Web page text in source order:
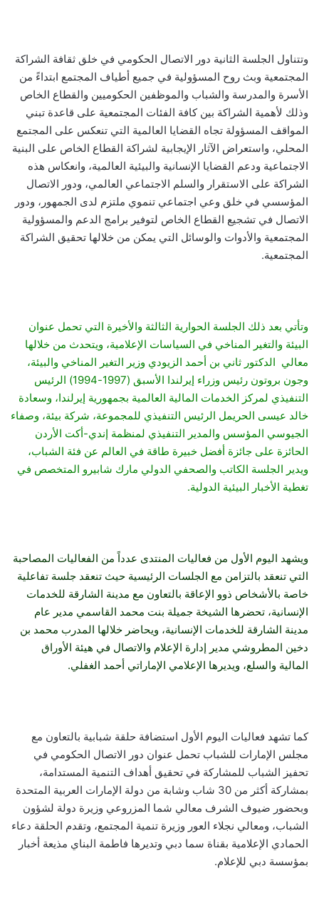
وتتناول الجلسة الثانية دور الاتصال الحكومي في خلق ثقافة الشراكة
المجتمعية وبث روح المسؤولية في جميع أطياف المجتمع ابتداءً من
الأسرة والمدرسة والشباب والموظفين الحكوميين والقطاع الخاص
وذلك لأهمية الشراكة بين كافة الفئات المجتمعية على قاعدة تبني
المواقف المسؤولة تجاه القضايا العالمية التي تنعكس على المجتمع
المحلي، واستعراض الآثار الإيجابية لشراكة القطاع الخاص على البنية
الاجتماعية ودعم القضايا الإنسانية والبيئية العالمية، وانعكاس هذه
الشراكة على الاستقرار والسلم الاجتماعي العالمي، ودور الاتصال
المؤسسي في خلق وعي اجتماعي تنموي ملتزم لدى الجمهور، ودور
الاتصال في تشجيع القطاع الخاص لتوفير برامج الدعم والمسؤولية
المجتمعية والأدوات والوسائل التي يمكن من خلالها تحقيق الشراكة
المجتمعية.
وتأتي بعد ذلك الجلسة الحوارية الثالثة والأخيرة التي تحمل عنوان
البيئة والتغير المناخي في السياسات الإعلامية، ويتحدث من خلالها
معالي الدكتور ثاني بن أحمد الزيودي وزير التغير المناخي والبيئة،
وجون بروتون رئيس وزراء إيرلندا الأسبق (1997-1994) الرئيس
التنفيذي لمركز الخدمات المالية العالمية بجمهورية إيرلندا، وسعادة
خالد عيسى الحريمل الرئيس التنفيذي للمجموعة، شركة بيئة، وصفاء
الجيوسي المؤسس والمدير التنفيذي لمنظمة إندي-أكت الأردن
الحائزة على جائزة أفضل خبيرة طاقة في العالم عن فئة الشباب،
ويدير الجلسة الكاتب والصحفي الدولي مارك شابيرو المتخصص في
تغطية الأخبار البيئية الدولية.
ويشهد اليوم الأول من فعاليات المنتدى عدداً من الفعاليات المصاحبة
التي تنعقد بالتزامن مع الجلسات الرئيسية حيث تنعقد جلسة تفاعلية
خاصة بالأشخاص ذوو الإعاقة بالتعاون مع مدينة الشارقة للخدمات
الإنسانية، تحضرها الشيخة جميلة بنت محمد القاسمي مدير عام
مدينة الشارقة للخدمات الإنسانية، ويحاضر خلالها المدرب محمد بن
دخين المطروشي مدير إدارة الإعلام والاتصال في هيئة الأوراق
المالية والسلع، ويديرها الإعلامي الإماراتي أحمد الغفلي.
كما تشهد فعاليات اليوم الأول استضافة حلقة شبابية بالتعاون مع
مجلس الإمارات للشباب تحمل عنوان دور الاتصال الحكومي في
تحفيز الشباب للمشاركة في تحقيق أهداف التنمية المستدامة،
بمشاركة أكثر من 30 شاب وشابة من دولة الإمارات العربية المتحدة
وبحضور ضيوف الشرف معالي شما المزروعي وزيرة دولة لشؤون
الشباب، ومعالي نجلاء العور وزيرة تنمية المجتمع، وتقدم الحلقة دعاء
الحمادي الإعلامية بقناة سما دبي وتديرها فاطمة البناي مذيعة أخبار
بمؤسسة دبي للإعلام.